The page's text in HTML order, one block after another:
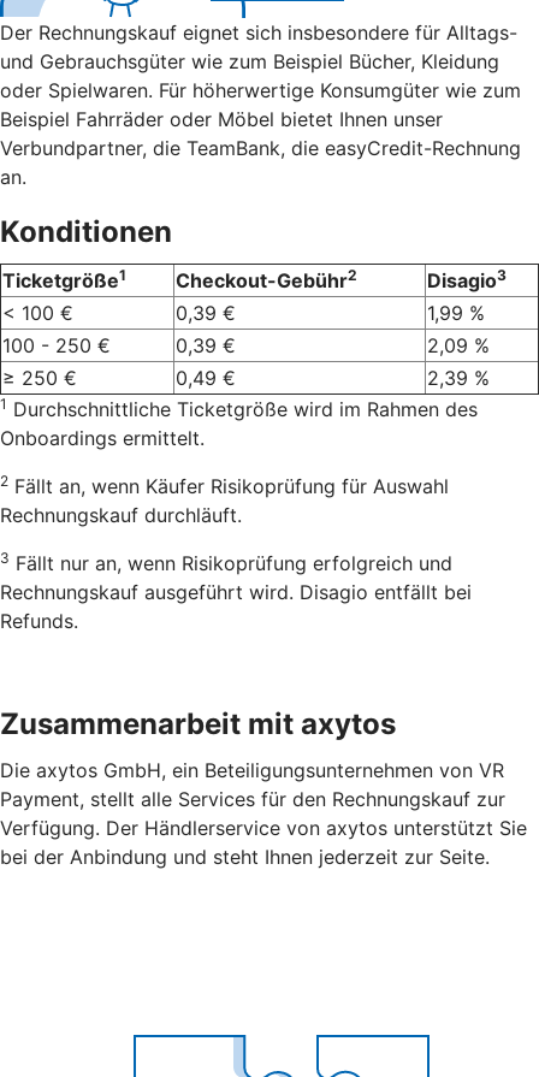
Der Rechnungskauf eignet sich insbesondere für Alltags-
und Gebrauchsgüter wie zum Beispiel Bücher, Kleidung
oder Spielwaren. Für höherwertige Konsumgüter wie zum
Beispiel Fahrräder oder Möbel bietet Ihnen unser
Verbundpartner, die TeamBank, die easyCredit-Rechnung
an.
Konditionen
Ticketgröße1 Checkout-Gebühr2 Disagio3
< 100 € 0,39 €
1,99 %
100 - 250 €
0,39 €
2,09 %
≥ 250 €
0,49 € 2,39 %
1 Durchschnittliche Ticketgröße wird im Rahmen des
Onboardings ermittelt.
2 Fällt an, wenn Käufer Risikoprüfung für Auswahl
Rechnungskauf durchläuft.
3 Fällt nur an, wenn Risikoprüfung erfolgreich und
Rechnungskauf ausgeführt wird. Disagio entfällt bei
Refunds.
Zusammenarbeit mit axytos
Die axytos GmbH, ein Beteiligungsunternehmen von VR
Payment, stellt alle Services für den Rechnungskauf zur
Verfügung. Der Händlerservice von axytos unterstützt Sie
bei der Anbindung und steht Ihnen jederzeit zur Seite.